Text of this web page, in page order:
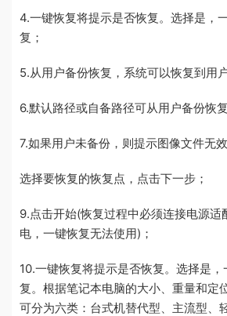
4.一键恢复将提示是否恢复。选择是，
复；
5.从用户备份恢复，系统可以恢复到用
6.默认路径或自备路径可从用户备份恢
7.如果用户未备份，则提示图像文件无效
选择要恢复的恢复点，点击下一步；
9.点击开始(恢复过程中必须连接电源适
电，一键恢复无法使用)；
10.一键恢复将提示是否恢复。选择是
复。根据笔记本电脑的大小、重量和定
可分为六类：台式机替代型、主流型、